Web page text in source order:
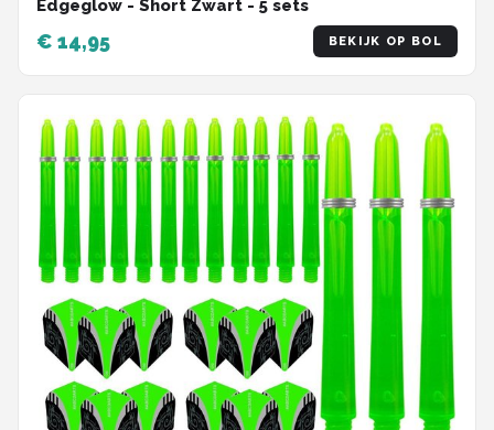
Edgeglow - Short Zwart - 5 sets
€ 14,95 BEKIJK OP BOL